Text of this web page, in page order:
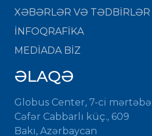
XƏBƏRLƏR VƏ TƏDBİRLƏR
İNFOQRAFİKA
MEDİADA BİZ
ƏLAQƏ
Globus Center, 7-ci mərtəbə
Cəfər Cabbarlı küç., 609
Bakı, Azərbaycan